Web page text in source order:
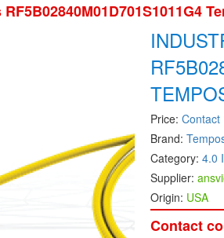
Price: Contact
Brand:
Category: 4.0
Supplier:
Origin: USA
Contact